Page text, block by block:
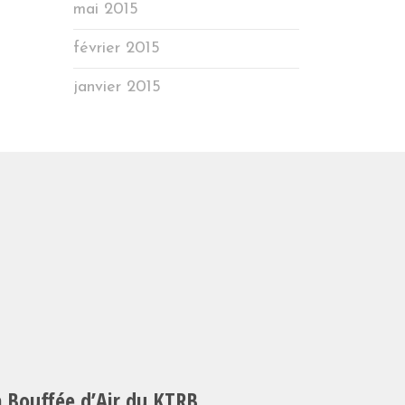
mai 2015
février 2015
janvier 2015